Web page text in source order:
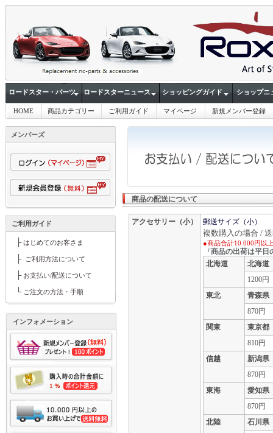
ロードスター・パーツ ロードスターニュース ショッピングガイド ショップニ
HOME 商品カテゴリー ご利用ガイド マイページ 新規メンバー登録
メンバーズ
ご利用ガイド
├ はじめてのお客さま
├ ご利用方法について
├ お支払い/配送について
└ ご注文の方法・手順
インフォメーション
商品の配送について
アクセサリー（小） 郵送サイズ（小）
複数購入の場合 /
●商品合計10.000円以
「商品の出荷は平日
北海道
北海道
1200円
東北
青森県
870円
関東
東京都
810円
信越
新潟県
870円
東海
愛知県
870円
北陸
石川県